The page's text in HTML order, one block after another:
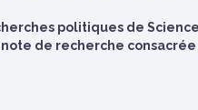
politiques de
de recherche